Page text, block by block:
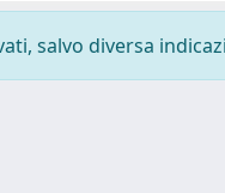
salvo diversa